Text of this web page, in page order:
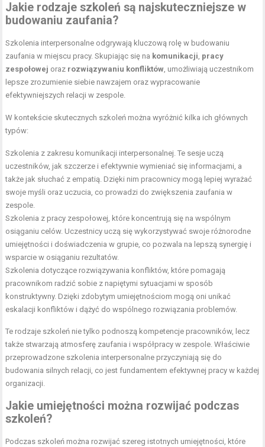
Jakie rodzaje szkoleń są najskuteczniejsze w
budowaniu zaufania?
Szkolenia interpersonalne odgrywają kluczową rolę w budowaniu
zaufania w miejscu pracy. Skupiając się na komunikacji, pracy
zespołowej oraz rozwiązywaniu konfliktów, umożliwiają uczestnikom
lepsze zrozumienie siebie nawzajem oraz wypracowanie
efektywniejszych relacji w zespole.
W kontekście skutecznych szkoleń można wyróżnić kilka ich głównych
typów:
Szkolenia z zakresu komunikacji interpersonalnej. Te sesje uczą
uczestników, jak szczerze i efektywnie wymieniać się informacjami, a
także jak słuchać z empatią. Dzięki nim pracownicy mogą lepiej wyrażać
swoje myśli oraz uczucia, co prowadzi do zwiększenia zaufania w
zespole.
Szkolenia z pracy zespołowej, które koncentrują się na wspólnym
osiąganiu celów. Uczestnicy uczą się wykorzystywać swoje różnorodne
umiejętności i doświadczenia w grupie, co pozwala na lepszą synergię i
wsparcie w osiąganiu rezultatów.
Szkolenia dotyczące rozwiązywania konfliktów, które pomagają
pracownikom radzić sobie z napiętymi sytuacjami w sposób
konstruktywny. Dzięki zdobytym umiejętnościom mogą oni unikać
eskalacji konfliktów i dążyć do wspólnego rozwiązania problemów.
Te rodzaje szkoleń nie tylko podnoszą kompetencje pracowników, lecz
także stwarzają atmosferę zaufania i współpracy w zespole. Właściwie
przeprowadzone szkolenia interpersonalne przyczyniają się do
budowania silnych relacji, co jest fundamentem efektywnej pracy w każdej
organizacji.
Jakie umiejętności można rozwijać podczas
szkoleń?
Podczas szkoleń można rozwijać szereg istotnych umiejętności, które